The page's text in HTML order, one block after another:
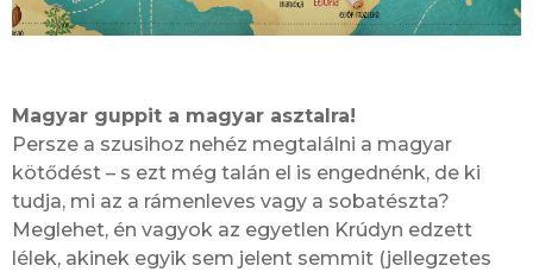
Magyar guppit a magyar asztalra!
Persze a szusihoz nehéz megtalálni a magyar
kötődést – s ezt még talán el is engednénk, de ki
tudja, mi az a rámenleves vagy a sobatészta?
Meglehet, én vagyok az egyetlen Krúdyn edzett
lélek, akinek egyik sem jelent semmit (jellegzetes